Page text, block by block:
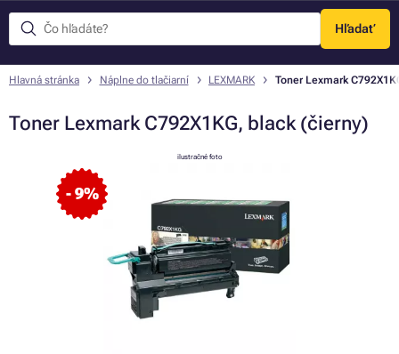
Hľadať
Menu
Hlavná stránka Náplne do tlačiarní LEXMARK Toner Lexmark
Toner Lexmark C792X1KG, black (čierny)
- 9%
ilustračné foto